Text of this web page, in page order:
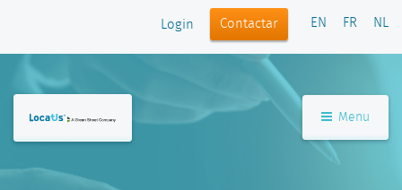
Login Contactar EN FR NL
Menu